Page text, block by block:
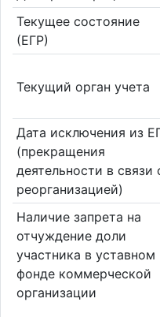
Текущее состояние
(ЕГР)
Текущий орган учета
Дата исключения из
(прекращения
деятельности в связи
реорганизацией)
Наличие запрета на
отчуждение доли
участника в уставном
фонде коммерческой
организации